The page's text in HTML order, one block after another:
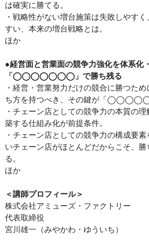
は確実に勝てる。
・戦略性がない増台施策は失敗しやす
すい、本来の増台戦略とは。
ほか
●経営面と営業面の競争力強化を体系化
「◯◯◯◯◯◯◯」で勝ち残る
・経営・営業努力だけの競合に勝つた
ち方を持つべき、その鍵が「
・チェーン店としての競争力の本質の
築する仕組み化が前提条件。
・チェーン店としての競争力の構成要
いチェーン店がほとんどだからこそ、勝
る。
ほか
＜講師プロフィール＞
株式会社アミューズ・ファクトリー
代表取締役
宮川雄一（みやかわ・ゆういち）